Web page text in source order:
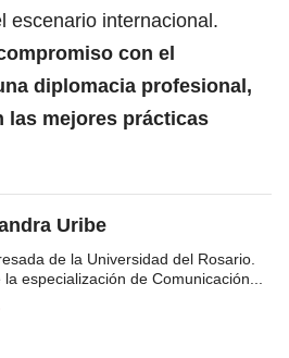
escenario internacional.
con el
diplomacia profesional,
las mejores prácticas
Uribe
de la Universidad del Rosario.
la especialización de Comunicación